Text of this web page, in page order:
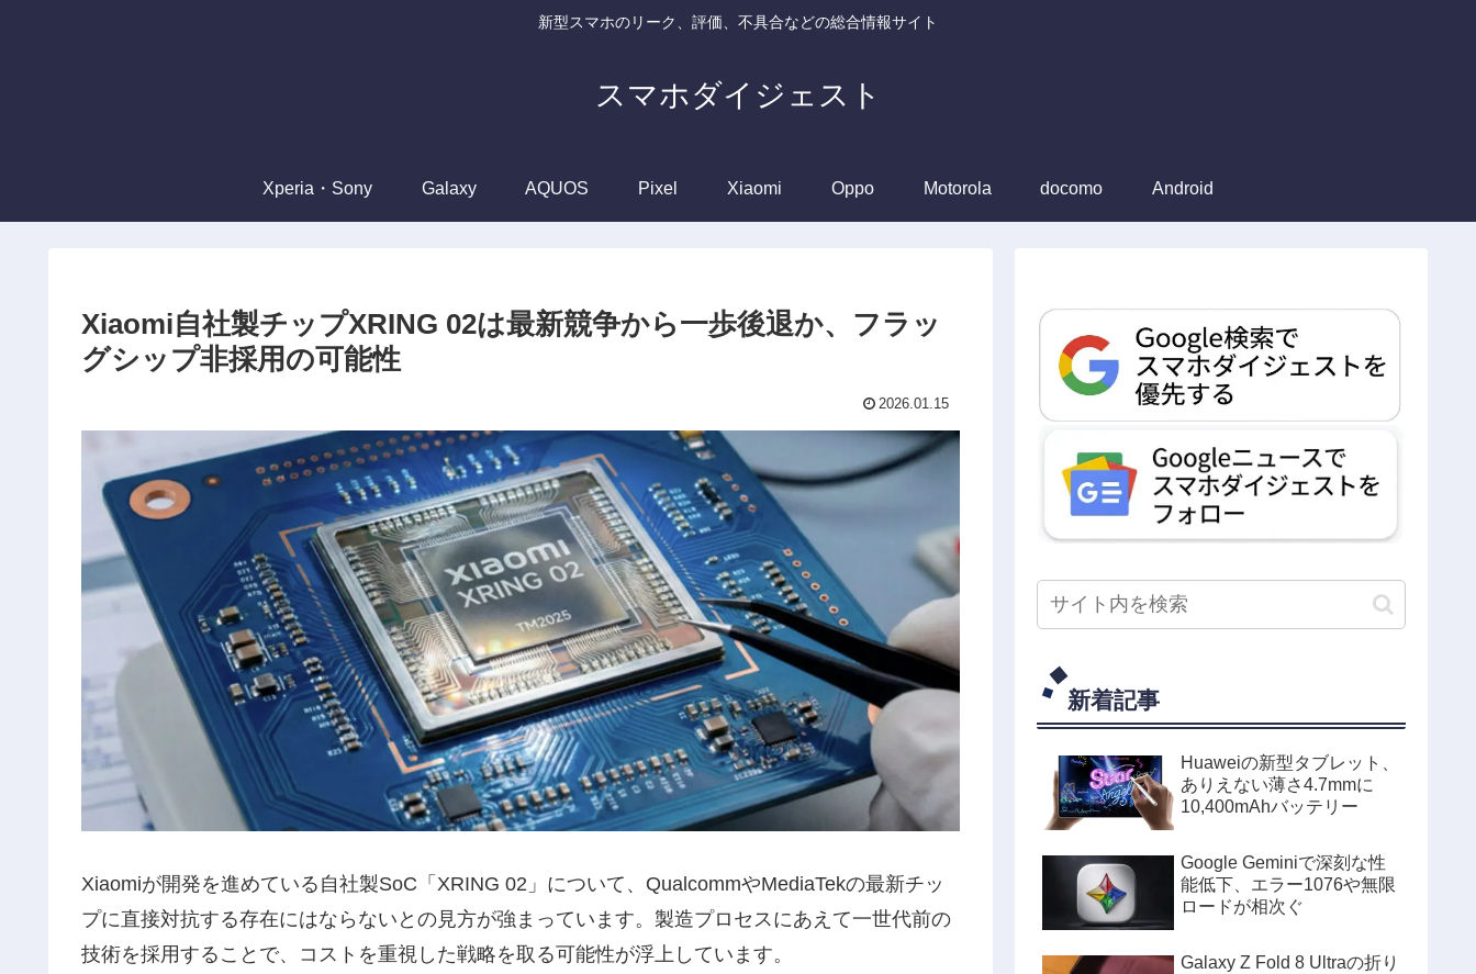
新型スマホのリーク、評価、不具合などの総合情報サイト
スマホダイジェスト
Xperia・Sony Galaxy AQUOS Pixel Xiaomi Oppo Motorola docomo Android
Xiaomi自社製チップXRING 02は最新競争から一歩後退か、フラッ
グシップ非採用の可能性
2026.01.15
Xiaomiが開発を進めている自社製SoC「XRING 02」について、QualcommやMediaTekの最新チッ
プに直接対抗する存在にはならないとの見方が強まっています。製造プロセスにあえて一世代前の
技術を採用することで、コストを重視した戦略を取る可能性が浮上しています。
新着記事
Huaweiの新型タブレット、
ありえない薄さ4.7mmに
10,400mAhバッテリー
Google Geminiで深刻な性
能低下、エラー1076や無限
ロードが相次ぐ
Galaxy Z Fold 8 Ultraの折り